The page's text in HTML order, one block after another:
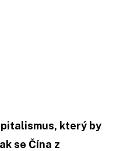
který by
se Čína z